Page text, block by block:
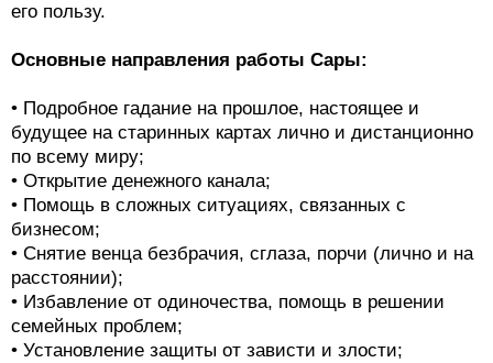
его пользу.
Основные направления работы Сары:
• Подробное гадание на прошлое, настоящее и
будущее на старинных картах лично и дистанционно
по всему миру;
• Открытие денежного канала;
• Помощь в сложных ситуациях, связанных с
бизнесом;
• Снятие венца безбрачия, сглаза, порчи (лично и на
расстоянии);
• Избавление от одиночества, помощь в решении
семейных проблем;
• Установление защиты от зависти и злости;